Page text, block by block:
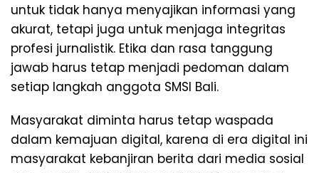
untuk tidak hanya menyajikan informasi yang
akurat, tetapi juga untuk menjaga integritas
profesi jurnalistik. Etika dan rasa tanggung
jawab harus tetap menjadi pedoman dalam
setiap langkah anggota SMSI Bali.
Masyarakat diminta harus tetap waspada
dalam kemajuan digital, karena di era digital ini
masyarakat kebanjiran berita dari media sosial